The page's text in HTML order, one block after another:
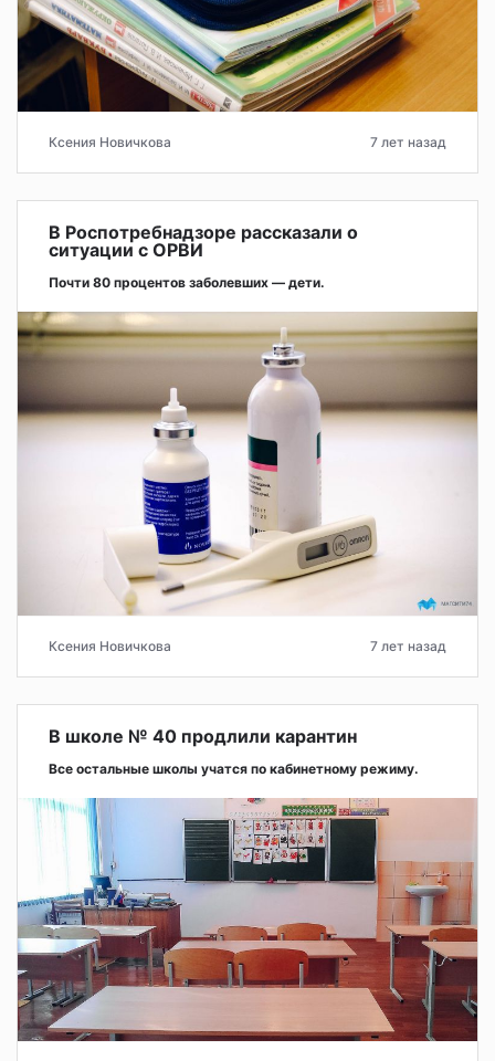
Ксения Новичкова 7 лет назад
В Роспотребнадзоре рассказали о
ситуации с ОРВИ
Почти 80 процентов заболевших — дети.
Ксения Новичкова 7 лет назад
В школе № 40 продлили карантин
Все остальные школы учатся по кабинетному режиму.